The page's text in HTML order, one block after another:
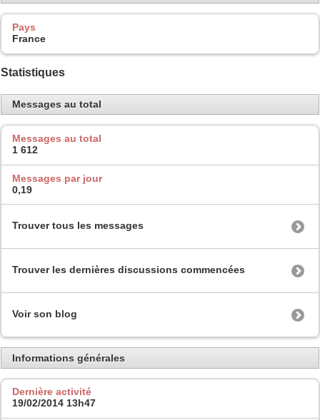
Pays
France
Statistiques
Messages au total
Messages au total
1 612
Messages par jour
0,19
Trouver tous les messages
Trouver les dernières discussions commencées
Voir son blog
Informations générales
Dernière activité
19/02/2014 13h47